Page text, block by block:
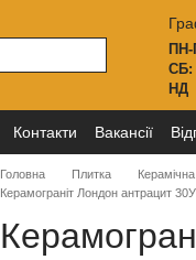
ПН-
СБ:
НД
Контакти Вакансії
Головна Плитка
Керамограніт Лондон антрацит